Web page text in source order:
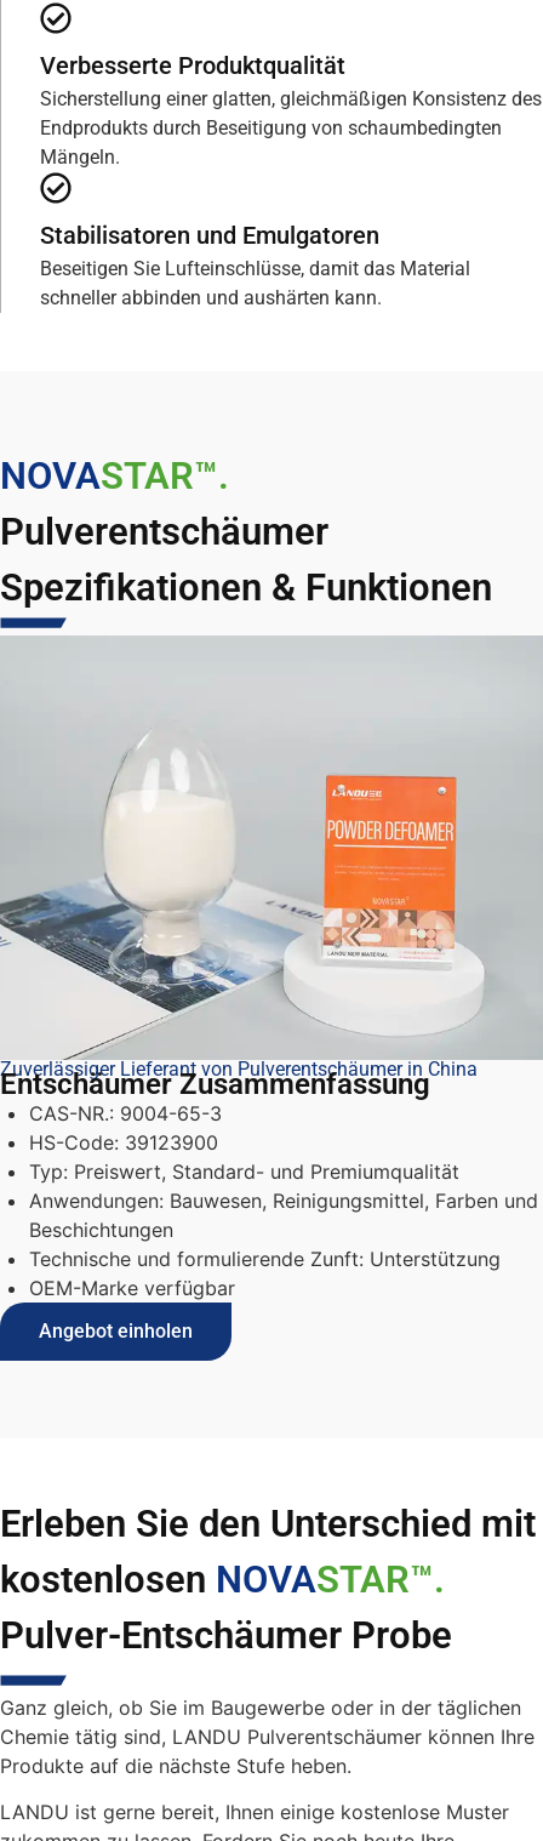
Verbesserte Produktqualität
Sicherstellung einer glatten, gleichmäßigen Konsistenz des
Endprodukts durch Beseitigung von schaumbedingten
Mängeln.
Stabilisatoren und Emulgatoren
Beseitigen Sie Lufteinschlüsse, damit das Material
schneller abbinden und aushärten kann.
NOVASTAR™.
Pulverentschäumer
Spezifikationen & Funktionen
Zuverlässiger Lieferant von Pulverentschäumer in China
Entschäumer Zusammenfassung
CAS-NR.: 9004-65-3
HS-Code: 39123900
Typ: Preiswert, Standard- und Premiumqualität
Anwendungen: Bauwesen, Reinigungsmittel, Farben und
Beschichtungen
Technische und formulierende Zunft: Unterstützung
OEM-Marke verfügbar
Angebot einholen
Erleben Sie den Unterschied mit
kostenlosen NOVASTAR™.
Pulver-Entschäumer Probe
Ganz gleich, ob Sie im Baugewerbe oder in der täglichen
Chemie tätig sind, LANDU Pulverentschäumer können Ihre
Produkte auf die nächste Stufe heben.
LANDU ist gerne bereit, Ihnen einige kostenlose Muster